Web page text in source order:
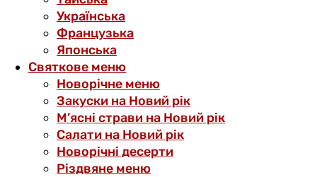
Українська
Французька
Японська
Святкове меню
Новорічне меню
Закуски на Новий рік
М’ясні страви на Новий рік
Салати на Новий рік
Новорічні десерти
Різдвяне меню